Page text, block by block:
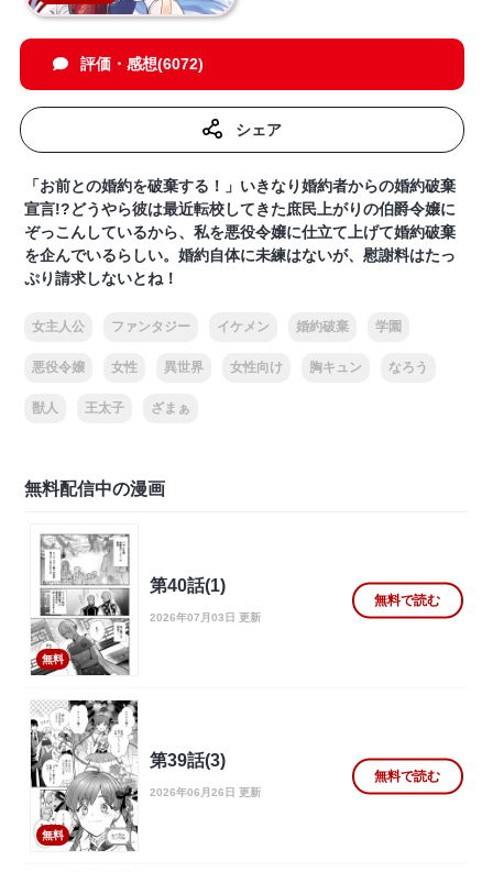
評価・感想(6072)
シェア
「お前との婚約を破棄する！」いきなり婚約者からの婚約破棄
宣言!?どうやら彼は最近転校してきた庶民上がりの伯爵令嬢に
ぞっこんしているから、私を悪役令嬢に仕立て上げて婚約破棄
を企んでいるらしい。婚約自体に未練はないが、慰謝料はたっ
ぷり請求しないとね！
女主人公 ファンタジー イケメン 婚約破棄 学園
悪役令嬢 女性 異世界 女性向け 胸キュン なろう
獣人 王太子 ざまぁ
無料配信中の漫画
無料
第40話(1)
2026年07月03日 更新
無料で読む
無料
第39話(3)
2026年06月26日 更新
無料で読む